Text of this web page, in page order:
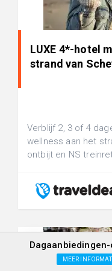
LUXE 4*-hotel
strand van
Verblijf 2, 3 of 4
wellness aan het
ontbijt en NS
MEER